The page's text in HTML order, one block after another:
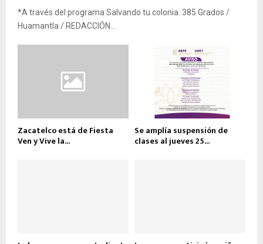
*A través del programa Salvando tu colonia. 385 Grados /
Huamantla / REDACCIÓN...
Zacatelco está de Fiesta
Ven y Vive la...
Se amplía suspensión de
clases al jueves 25...